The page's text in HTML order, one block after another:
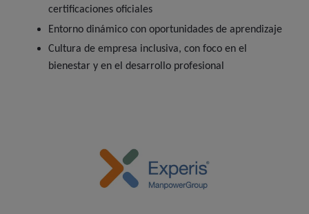
certificaciones oficiales
Entorno dinámico con oportunidades de aprendizaje
Cultura de empresa inclusiva, con foco en el
bienestar y en el desarrollo profesional